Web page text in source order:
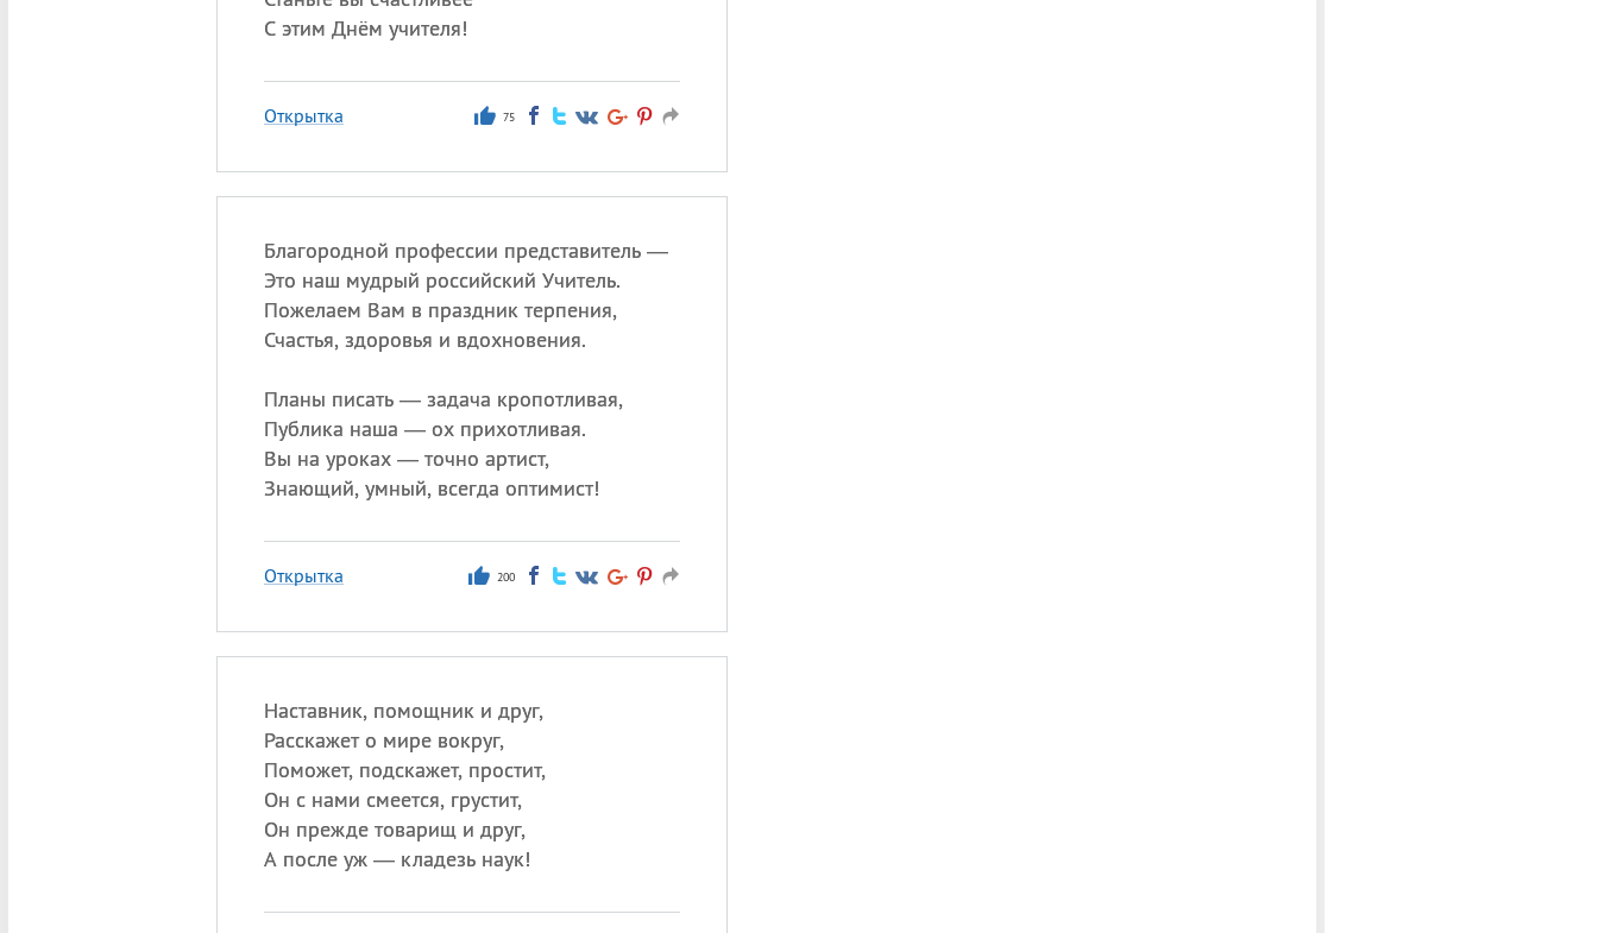
С этим Днём учителя!
Открытка 75
Благородной профессии представитель —
Это наш мудрый российский Учитель.
Пожелаем Вам в праздник терпения,
Счастья, здоровья и вдохновения.
Планы писать — задача кропотливая,
Публика наша — ох прихотливая.
Вы на уроках — точно артист,
Знающий, умный, всегда оптимист!
Открытка 200
Наставник, помощник и друг,
Расскажет о мире вокруг,
Поможет, подскажет, простит,
Он с нами смеется, грустит,
Он прежде товарищ и друг,
А после уж — кладезь наук!